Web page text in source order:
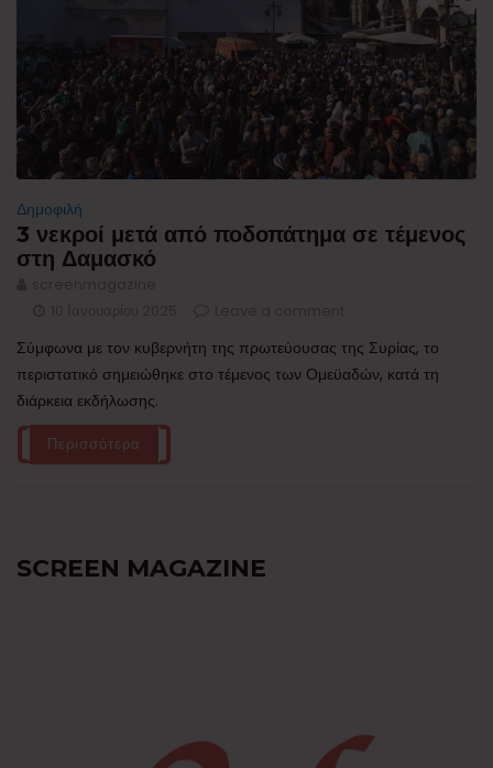
Δημοφιλή
3 νεκροί μετά από ποδοπάτημα σε τέμενος
στη Δαμασκό
Σύμφωνα με τον κυβερνήτη της πρωτεύουσας της Συρίας, το
περιστατικό σημειώθηκε στο τέμενος των Ομεϋαδών, κατά τη
διάρκεια εκδήλωσης.
Περισσότερα
SCREEN MAGAZINE